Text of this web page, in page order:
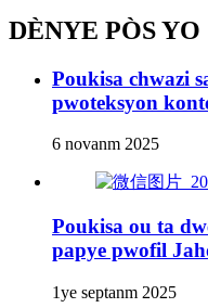
DÈNYE PÒS YO
Poukisa chwazi
pwoteksyon
6 novanm 2025
Poukisa ou ta
papye pwofil
1ye septanm 2025